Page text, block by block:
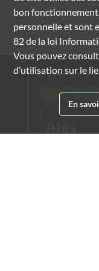
bon
personnelle et sont
82 de la loi
Vous pouvez
d’utilisation sur le
En